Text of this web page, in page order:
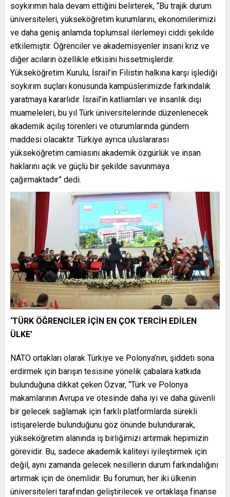
soykırımın hala devam ettiğini belirterek, “Bu trajik durum
üniversiteleri, yükseköğretim kurumlarını, ekonomilerimizi
ve daha geniş anlamda toplumsal ilerlemeyi ciddi şekilde
etkilemiştir. Öğrenciler ve akademisyenler insani kriz ve
diğer acıların özellikle etkisini hissetmişlerdir.
Yükseköğretim Kurulu, İsrail’in Filistin halkına karşı işlediği
soykırım suçları konusunda kampüslerimizde farkındalık
yaratmaya kararlıdır. İsrail’in katliamları ve insanlık dışı
muameleleri, bu yıl Türk üniversitelerinde düzenlenecek
akademik açılış törenleri ve oturumlarında gündem
maddesi olacaktır. Türkiye ayrıca uluslararası
yükseköğretim camiasını akademik özgürlük ve insan
haklarını açık ve güçlü bir şekilde savunmaya
çağırmaktadır” dedi.
‘TÜRK ÖĞRENCİLER İÇİN EN ÇOK TERCİH EDİLEN
ÜLKE’
NATO ortakları olarak Türkiye ve Polonya’nın, şiddeti sona
erdirmek için barışın tesisine yönelik çabalara katkıda
bulunduğuna dikkat çeken Özvar, “Türk ve Polonya
makamlarının Avrupa ve ötesinde daha iyi ve daha güvenli
bir gelecek sağlamak için farklı platformlarda sürekli
istişarelerde bulunduğunu göz önünde bulundurarak,
yükseköğretim alanında iş birliğimizi artırmak hepimizin
görevidir. Bu, sadece akademik kaliteyi iyileştirmek için
değil, aynı zamanda gelecek nesillerin durum farkındalığını
artırmak için de önemlidir. Bu forumun, her iki ülkenin
üniversiteleri tarafından geliştirilecek ve ortaklaşa finanse